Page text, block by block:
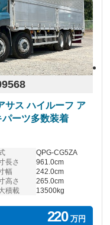
サス ハイルーフ ア
ーツ多数装着
QPG-CG5ZA
長さ
961.0cm
幅
242.0cm
高さ
265.0cm
積載
13500kg
220万円